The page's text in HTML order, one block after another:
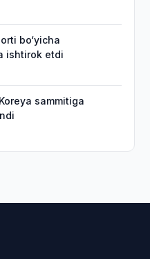
bo‘yicha
ishtirok etdi
sammitiga